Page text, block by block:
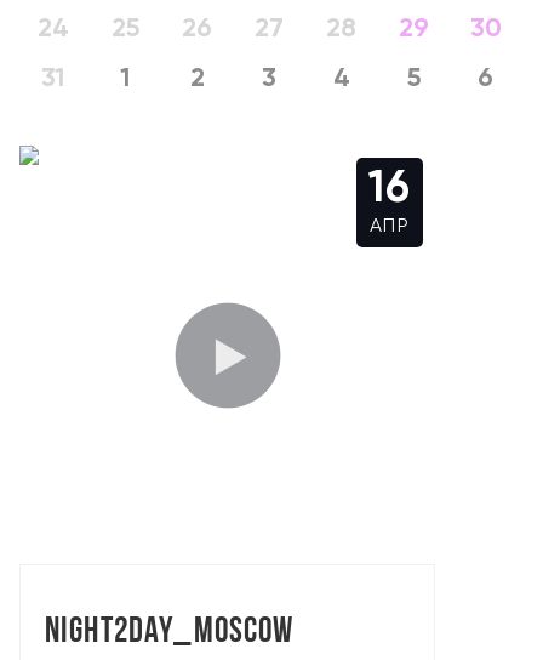
24
25 26 27 28 29
30
31
1 2 3 4 5 6
16
АПР
Night2day_Moscow